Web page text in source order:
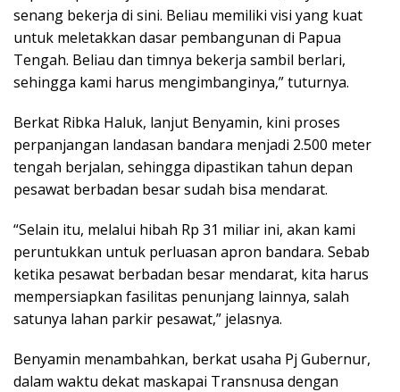
senang bekerja di sini. Beliau memiliki visi yang kuat
untuk meletakkan dasar pembangunan di Papua
Tengah. Beliau dan timnya bekerja sambil berlari,
sehingga kami harus mengimbanginya,” tuturnya.
Berkat Ribka Haluk, lanjut Benyamin, kini proses
perpanjangan landasan bandara menjadi 2.500 meter
tengah berjalan, sehingga dipastikan tahun depan
pesawat berbadan besar sudah bisa mendarat.
“Selain itu, melalui hibah Rp 31 miliar ini, akan kami
peruntukkan untuk perluasan apron bandara. Sebab
ketika pesawat berbadan besar mendarat, kita harus
mempersiapkan fasilitas penunjang lainnya, salah
satunya lahan parkir pesawat,” jelasnya.
Benyamin menambahkan, berkat usaha Pj Gubernur,
dalam waktu dekat maskapai Transnusa dengan